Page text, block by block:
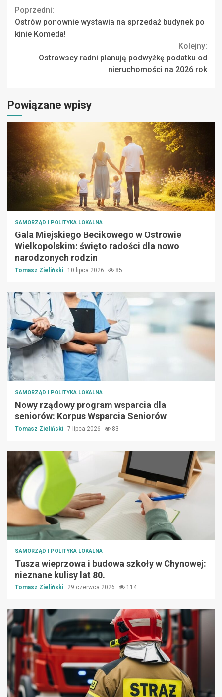
Continue
Reading
Poprzedni:
Ostrów ponownie wystawia na sprzedaż budynek po
kinie Komeda!
Kolejny:
Ostrowscy radni planują podwyżkę podatku od
nieruchomości na 2026 rok
Powiązane wpisy
SAMORZĄD I POLITYKA LOKALNA
Gala Miejskiego Becikowego w Ostrowie
Wielkopolskim: święto radości dla nowo
narodzonych rodzin
Tomasz Zieliński 10 lipca 2026 85
SAMORZĄD I POLITYKA LOKALNA
Nowy rządowy program wsparcia dla
seniorów: Korpus Wsparcia Seniorów
Tomasz Zieliński 7 lipca 2026 83
SAMORZĄD I POLITYKA LOKALNA
Tusza wieprzowa i budowa szkoły w Chynowej:
nieznane kulisy lat 80.
Tomasz Zieliński 29 czerwca 2026 114